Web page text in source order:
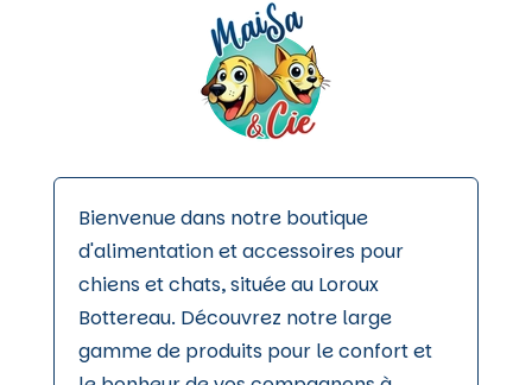
Bienvenue dans notre boutique
d'alimentation et accessoires pour
chiens et chats, située au Loroux
Bottereau. Découvrez notre large
gamme de produits pour le confort et